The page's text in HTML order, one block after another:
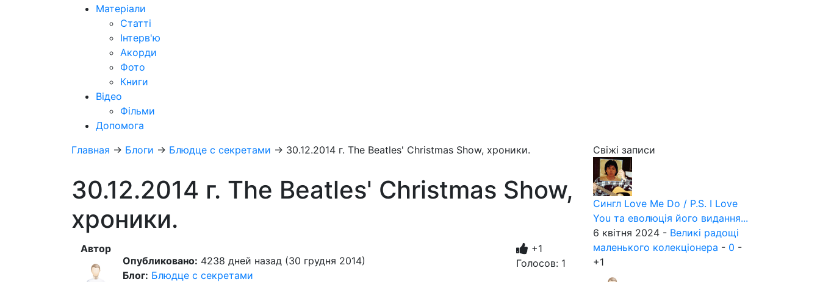
Матеріали
Статті
Інтерв'ю
Акорди
Фото
Книги
Відео
Фільми
Допомога
Главная → Блоги → Блюдце с секретами → 30.12.2014 г. The Beatles' Christmas Show, хроники.
30.12.2014 г. The Beatles' Christmas Show,
хроники.
Автор
Опубликовано: 4238 дней назад (30 грудня 2014)
Блог: Блюдце с секретами
+1
Голосов: 1
Свіжі записи
Сингл Love Me Do / P.S. I Love
You та еволюція його видання...
6 квітня 2024 - Великі радощі
маленького колекціонера - 0 -
+1